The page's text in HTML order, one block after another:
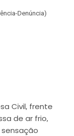
Denúncia)
Civil, frente
de ar frio,
sensação